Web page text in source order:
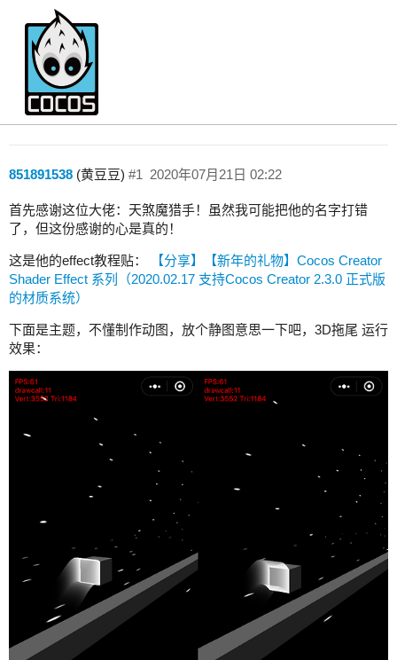
【特效分享】看着特舒心的 3D拖尾！
Creator 2.x
851891538 (黄豆豆) 2020年07月21日 02:22
#1
首先感谢这位大佬：天煞魔猎手！虽然我可能把他的名字打错
了，但这份感谢的心是真的！
这是他的effect教程贴：
【分享】【新年的礼物】Cocos Creator
Shader Effect 系列（2020.02.17 支持Cocos Creator 2.3.0 正式版
的材质系统）
下面是主题，不懂制作动图，放个静图意思一下吧，3D拖尾 运行
效果：